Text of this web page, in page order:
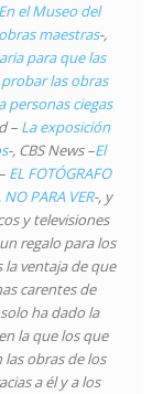
En el Museo del
maestras-,
para que las
las obras
personas ciegas
– La exposición
-, CBS News –El
EL FOTÓGRAFO
PARA VER-, y
y televisiones
regalo para los
ventaja de que
carentes de
ha dado la
la que los que
obras de los
a él y a los